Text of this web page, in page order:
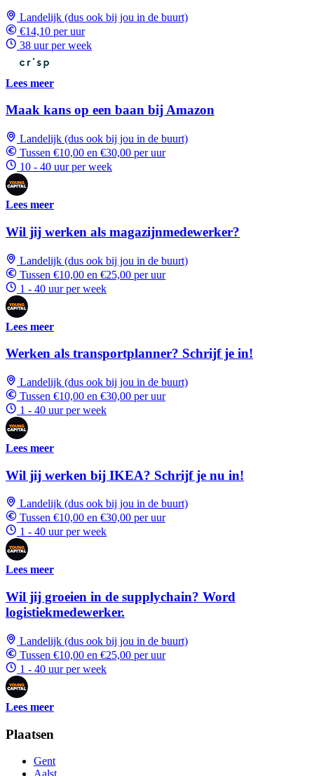
Landelijk (dus ook bij jou in de buurt)
€14,10 per uur
38 uur per week
Lees meer
Maak kans op een baan bij Amazon
Landelijk (dus ook bij jou in de buurt)
Tussen €10,00 en €30,00 per uur
10 - 40 uur per week
Lees meer
Wil jij werken als magazijnmedewerker?
Landelijk (dus ook bij jou in de buurt)
Tussen €10,00 en €25,00 per uur
1 - 40 uur per week
Lees meer
Werken als transportplanner? Schrijf je in!
Landelijk (dus ook bij jou in de buurt)
Tussen €10,00 en €30,00 per uur
1 - 40 uur per week
Lees meer
Wil jij werken bij IKEA? Schrijf je nu in!
Landelijk (dus ook bij jou in de buurt)
Tussen €10,00 en €30,00 per uur
1 - 40 uur per week
Lees meer
Wil jij groeien in de supplychain? Word
logistiekmedewerker.
Landelijk (dus ook bij jou in de buurt)
Tussen €10,00 en €25,00 per uur
1 - 40 uur per week
Lees meer
Plaatsen
Gent